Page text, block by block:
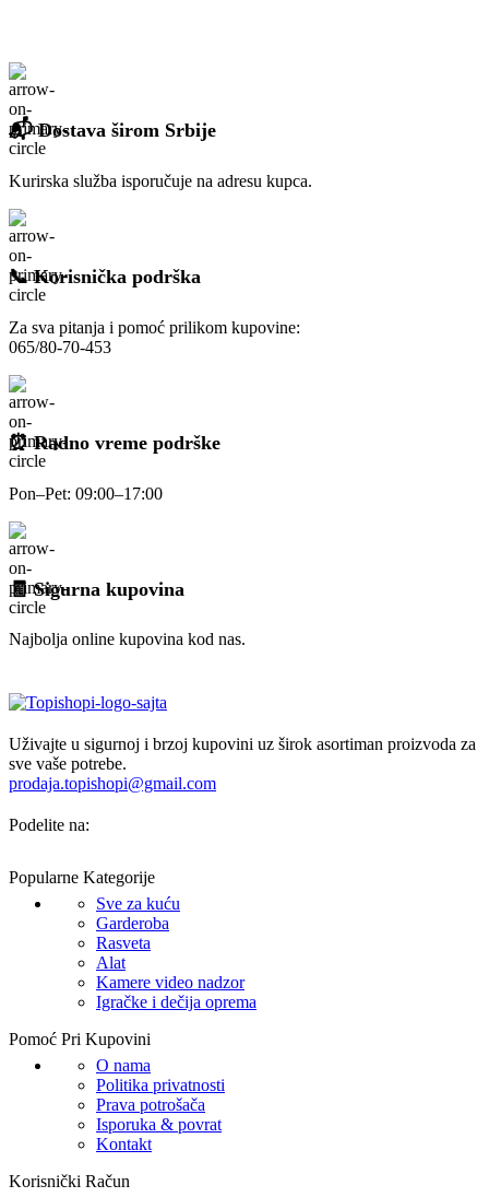
📬 Dostava širom Srbije
Kurirska služba isporučuje na adresu kupca.
📞 Korisnička podrška
Za sva pitanja i pomoć prilikom kupovine:
065/80-70-453
⏰ Radno vreme podrške
Pon–Pet: 09:00–17:00
🧾 Sigurna kupovina
Najbolja online kupovina kod nas.
Uživajte u sigurnoj i brzoj kupovini uz širok asortiman proizvoda za
sve vaše potrebe.
prodaja.topishopi@gmail.com
Podelite na:
Popularne Kategorije
Sve za kuću
Garderoba
Rasveta
Alat
Kamere video nadzor
Igračke i dečija oprema
Pomoć Pri Kupovini
O nama
Politika privatnosti
Prava potrošača
Isporuka & povrat
Kontakt
Korisnički Račun